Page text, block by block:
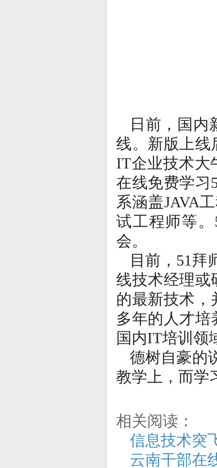
日前 ，国
线。新版上线
IT企业技术大
在线免费学习
系涵盖JAVA
试工程师等。
会。
目前，51拜
线技术经理或
的最新技术
多年的人才培
国内IT培训领
德树自豪的
教学上，而学
相关阅读：
信息技术突
云南干部在